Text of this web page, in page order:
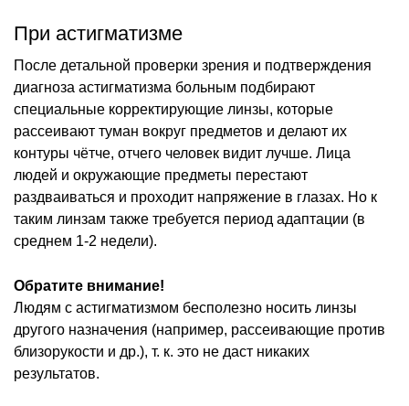
При астигматизме
После детальной проверки зрения и подтверждения
диагноза астигматизма больным подбирают
специальные корректирующие линзы, которые
рассеивают туман вокруг предметов и делают их
контуры чётче, отчего человек видит лучше. Лица
людей и окружающие предметы перестают
раздваиваться и проходит напряжение в глазах. Но к
таким линзам также требуется период адаптации (в
среднем 1-2 недели).
Обратите внимание!
Людям с астигматизмом бесполезно носить линзы
другого назначения (например, рассеивающие против
близорукости и др.), т. к. это не даст никаких
результатов.